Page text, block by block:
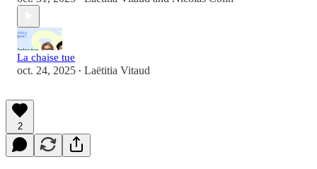
La chaise tue
oct. 24, 2025 • Laëtitia Vitaud
2